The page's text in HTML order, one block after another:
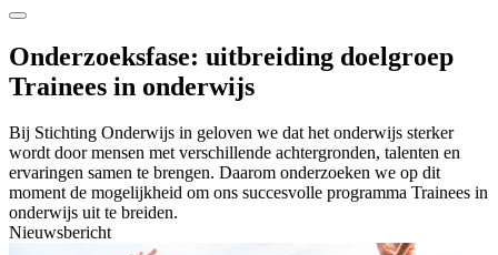
Onderzoeksfase: uitbreiding doelgroep
Trainees in onderwijs
Bij Stichting Onderwijs in geloven we dat het onderwijs sterker
wordt door mensen met verschillende achtergronden, talenten en
ervaringen samen te brengen. Daarom onderzoeken we op dit
moment de mogelijkheid om ons succesvolle programma Trainees in
onderwijs uit te breiden.
Nieuwsbericht